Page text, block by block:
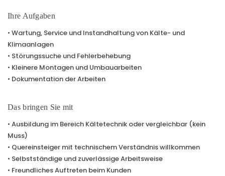
Ihre Aufgaben
• Wartung, Service und Instandhaltung von Kälte- und
Klimaanlagen
• Störungssuche und Fehlerbehebung
• Kleinere Montagen und Umbauarbeiten
• Dokumentation der Arbeiten
Das bringen Sie mit
• Ausbildung im Bereich Kältetechnik oder vergleichbar (kein
Muss)
• Quereinsteiger mit technischem Verständnis willkommen
• Selbstständige und zuverlässige Arbeitsweise
• Freundliches Auftreten beim Kunden